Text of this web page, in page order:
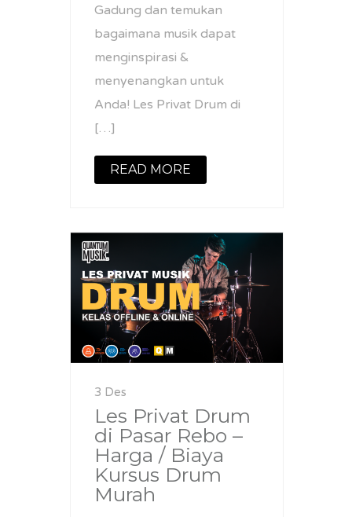
Gadung dan temukan
bagaimana musik dapat
menginspirasi &
menyenangkan untuk
Anda! Les Privat Drum di
[…]
READ MORE
3 Des
Les Privat Drum
di Pasar Rebo –
Harga / Biaya
Kursus Drum
Murah